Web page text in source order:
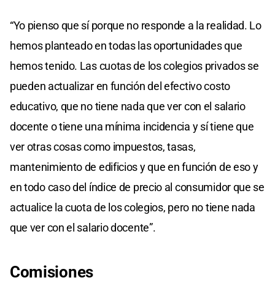
“Yo pienso que sí porque no responde a la realidad. Lo
hemos planteado en todas las oportunidades que
hemos tenido. Las cuotas de los colegios privados se
pueden actualizar en función del efectivo costo
educativo, que no tiene nada que ver con el salario
docente o tiene una mínima incidencia y sí tiene que
ver otras cosas como impuestos, tasas,
mantenimiento de edificios y que en función de eso y
en todo caso del índice de precio al consumidor que se
actualice la cuota de los colegios, pero no tiene nada
que ver con el salario docente”.
Comisiones